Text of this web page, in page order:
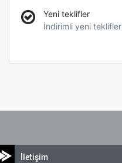
Yeni teklifler
İndirimli yeni teklifler
İletişim